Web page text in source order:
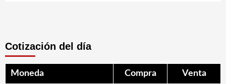
Cotización del día
Moneda Compra Venta